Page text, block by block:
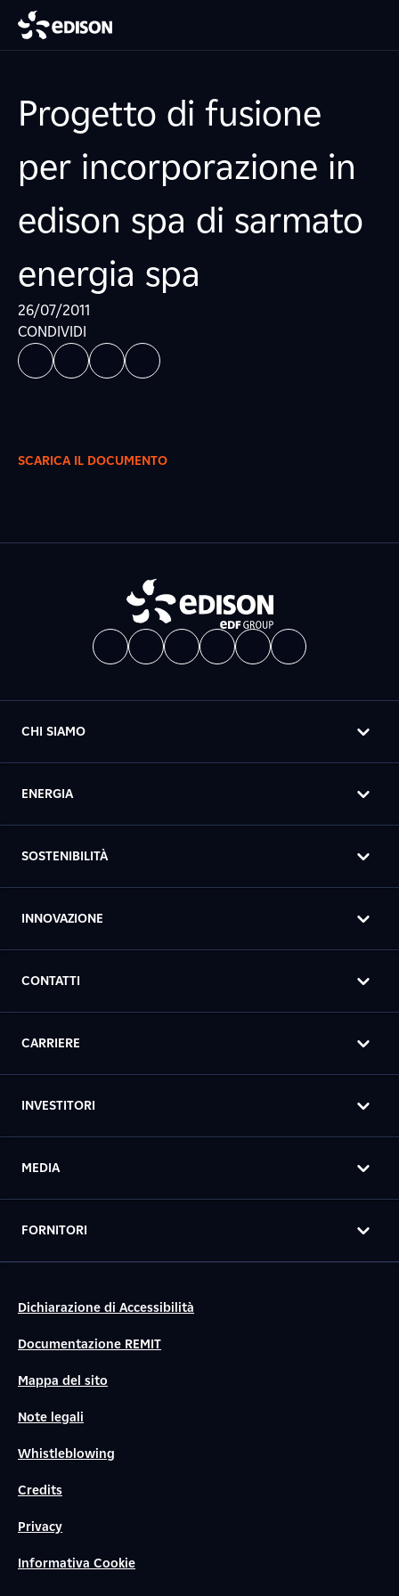
Progetto di fusione
per incorporazione in
edison spa di sarmato
energia spa
26/07/2011
CONDIVIDI
SCARICA IL DOCUMENTO
CHI SIAMO
ENERGIA
SOSTENIBILITÀ
INNOVAZIONE
CONTATTI
CARRIERE
INVESTITORI
MEDIA
FORNITORI
Dichiarazione di Accessibilità
Documentazione REMIT
Mappa del sito
Note legali
Whistleblowing
Credits
Privacy
Informativa Cookie